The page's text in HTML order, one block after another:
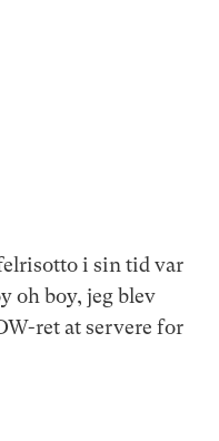
i sin tid var
oh boy, jeg blev
ret at servere for